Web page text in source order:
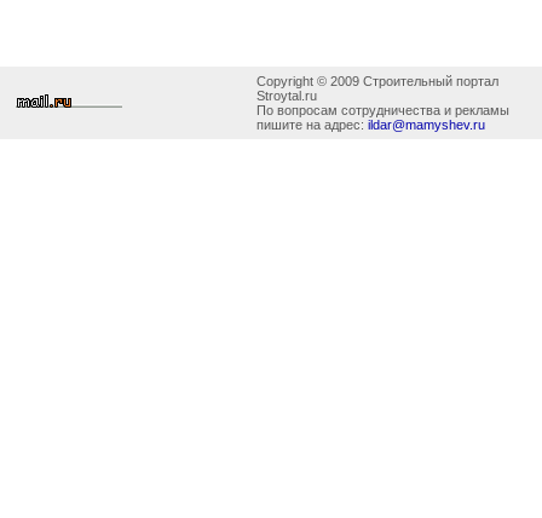
Copyright © 2009 Строительный портал
Stroytal.ru
По вопросам сотрудничества и рекламы
пишите на адрес: ildar@mamyshev.ru